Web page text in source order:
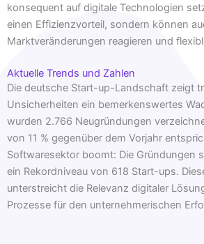
konsequent auf digitale Technologien
einen Effizienzvorteil, sondern können
Marktveränderungen reagieren und
Aktuelle Trends und Zahlen
Die deutsche Start-up-Landschaft zeigt
Unsicherheiten ein bemerkenswertes
wurden 2.766 Neugründungen
von 11 % gegenüber dem Vorjahr
Softwaresektor boomt: Die Gründungen
ein Rekordniveau von 618 Start-ups.
unterstreicht die Relevanz digitaler
Prozesse für den unternehmerischen